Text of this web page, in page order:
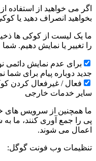
اگر می خواهید از استفاده
بخواهید انصراف دهید یا
ما یک لیست از کوکی ها
را تغییر یا نمایش دهیم.
جدید دوباره پیام برای شما
فعال / غیرفعال کردن
سایر خدمات خارجی
ما همچنین از سرویس های
پی را جمع آوری کنند، ما
اعمال می شوند.
تنظیمات وب فونت گوگل: